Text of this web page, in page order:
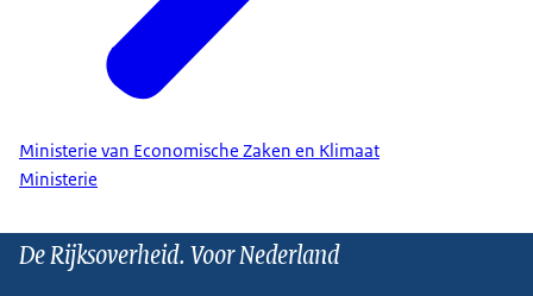
Ministerie van Economische Zaken en Klimaat
Ministerie
De Rijksoverheid. Voor Nederland